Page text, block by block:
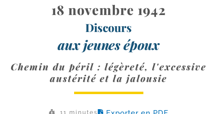
18 novembre 1942
Discours
aux jeunes époux
Chemin du péril : légèreté, l'excessive
austérité et la jalousie
11 minutes